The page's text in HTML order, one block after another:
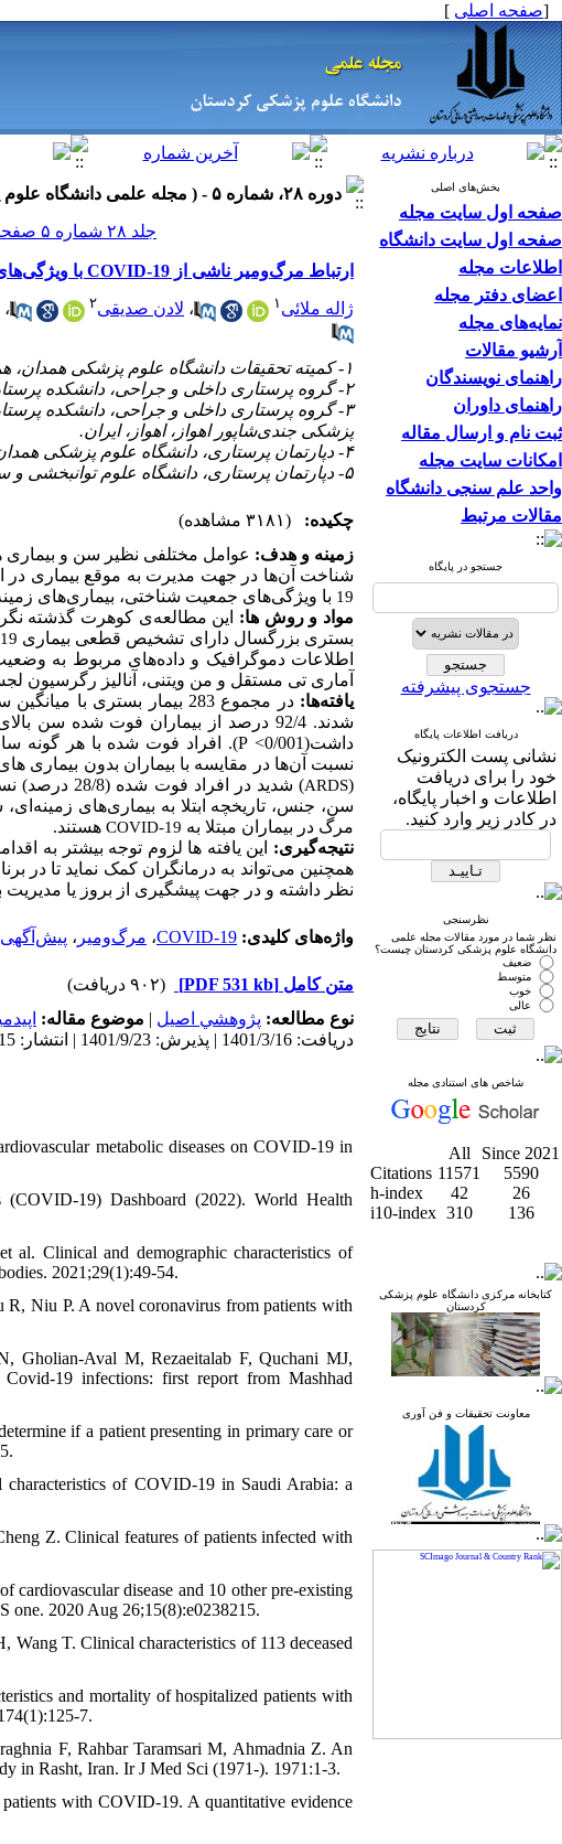
[صفحه اصلی ]
بخش‌های اصلی
صفحه اول سایت مجله
صفحه اول سایت دانشگاه
اطلاعات مجله
اعضای دفتر مجله
نمایه‌های مجله
آرشیو مقالات
راهنمای نویسندگان
راهنمای داوران
ثبت نام و ارسال مقاله
امکانات سایت مجله
واحد علم سنجی دانشگاه
مقالات مرتبط
جستجو در پایگاه
جستجوی پیشرفته
دریافت اطلاعات پایگاه
نشانی پست الکترونیک
خود را برای دریافت
اطلاعات و اخبار پایگاه،
در کادر زیر وارد کنید.
نظرسنجی
نظر شما در مورد مقالات مجله علمی
دانشگاه علوم پزشکی کردستان چیست؟
ضعیف
متوسط
خوب
عالی
شاخص های استنادی مجله
All
Since 2021
Citations 11571
5590
h-index
42
26
i10-index 310 136
کتابخانه مرکزی دانشگاه علوم پزشکی
کردستان
معاونت تحقیقات و فن آوری
دوره ۲۸، شماره ۵ - ( مجله علمی دانشگاه علوم پزشکی کردستان ۱۴۰۲ )
جلد ۲۸ شماره ۵ صفحات ۷۴-۶۰
ارتباط مرگ‌ومیر ناشی از COVID-19 با ویژگی‌های جمعیت شناختی و وضعیت بالینی بیماران بستری: یک مطالعه کوهورت گذشته‌نگر
ژاله ملائی ۱ ، لادن صدیقی۲ ،
۱- کمیته تحقیقات دانشگاه علوم پزشکی همدان، همدان، ایران
۲- گروه پرستاری داخلی و جراحی، دانشکده پرستاری و مامایی ،دانشگاه علوم پزشکی شهیدبهشتی، تهران، ایران.
۳- گروه پرستاری داخلی و جراحی، دانشکده
پزشکی جندی‌شاپور اهواز، اهواز، ایران.
۴- دپارتمان پرستاری، دانشگاه علوم پزشکی همدان، همدان، ایران.
۵- دپارتمان پرستاری، دانشگاه علوم توانبخشی و سلامت اجتماعی، تهران، ایران ،
چکیده:
(۳۱۸۱ مشاهده)
زمینه و هدف: عوامل مختلفی نظیر سن و
شناخت آن‌ها در جهت مدیرت به موقع بیماری در
19 با ویژگی‌های جمعیت شناختی، بیماری‌های
مواد و روش ­ها:
بستری بزرگسال دارای تشخیص قطعی بیماری
اطلاعات دموگرافیک و داده‌های مربوط به
آماری تی مستقل و من ویتنی، آنالیز رگرسیون
یافته‌ها:
داشت(0/001>
P
)
نسبت آن‌ها در مقایسه با بیماران بدون بیماری­ های
(
ARDS) شدید در افراد فوت شده (28/8 درصد) نسبت به بازماندگان (3/9) تفاوت معنا دار داشت(0/001
سن، جنس، تاریخچه ابتلا به بیماری‌های
مرگ در بیماران مبتلا به COVID-19 هستند.
نتیجه‌گیری:
این یافته ها لزوم توجه بیشتر به
همچنین می‌تواند به درمانگران کمک نماید تا در
نظر داشته و در جهت پیشگیری از بروز یا مدیریت
واژه‌های کلیدی: COVID-19، مرگ‌ومیر ، پیش‌آگهی
متن کامل [PDF 531 kb]
(۹۰۲ دریافت)
نوع مطالعه: پژوهشي اصیل | موضوع مقاله:
دریافت: 1401/3/16 | پذیرش: 1401/9/23 | انتشار: 1402/9/15
metabolic diseases on COVID-19 in
19) Dashboard (2022). World Health
al. Clinical and demographic characteristics of
2021;29(1):49-54.
Niu P. A novel coronavirus from patients with
Gholian-Aval M, Rezaeitalab F, Quchani MJ,
19 infections: first report from Mashhad
if a patient presenting in primary care or
of COVID-19 in Saudi Arabia: a
Z. Clinical features of patients infected with
disease and 10 other pre-existing
one. 2020 Aug 26;15(8):e0238215.
T. Clinical characteristics of 113 deceased
and mortality of hospitalized patients with
7.
F, Rahbar Taramsari M, Ahmadnia Z. An
in Rasht, Iran. Ir J Med Sci (1971-). 1971:1-3.
with COVID-19. A quantitative evidence